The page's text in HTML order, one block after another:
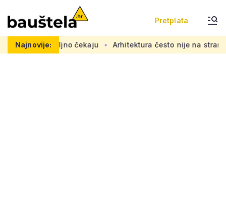
Pretplata
Najnovije:
se željno čekaju Arhitektura često nije na strani